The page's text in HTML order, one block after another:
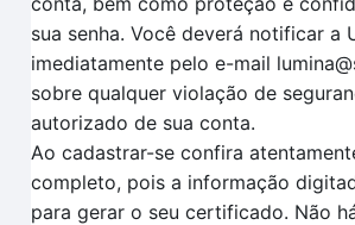
sua senha. Você deverá notificar a
imediatamente pelo e-mail
sobre qualquer violação de
autorizado de sua conta.
Ao cadastrar-se confira
completo, pois a informação
para gerar o seu certificado. Não